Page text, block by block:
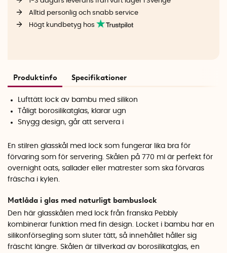
Alltid personlig och snabb service
Högt kundbetyg hos
Produktinfo Specifikationer
Lufttätt lock av bambu med silikon
Tåligt borosilikatglas, klarar ugn
Snygg design, går att servera i
En stilren glasskål med lock som fungerar lika bra för
förvaring som för servering. Skålen på 770 ml är perfekt för
overnight oats, sallader eller matrester som ska förvaras
fräscha i kylen.
Matlåda i glas med naturligt bambuslock
Den här glasskålen med lock från franska Pebbly
kombinerar funktion med fin design. Locket i bambu har en
silikonförsegling som sluter tätt, så innehållet håller sig
fräscht längre. Skålen är tillverkad av borosilikatglas, en